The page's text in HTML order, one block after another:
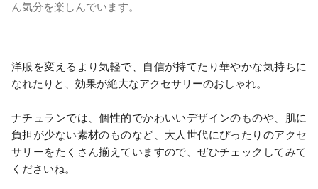
ん気分を楽しんでいます。
洋服を変えるより気軽で、自信が持てたり華やかな気持ちに
なれたりと、効果が絶大なアクセサリーのおしゃれ。
ナチュランでは、個性的でかわいいデザインのものや、肌に
負担が少ない素材のものなど、大人世代にぴったりのアクセ
サリーをたくさん揃えていますので、ぜひチェックしてみて
くださいね。